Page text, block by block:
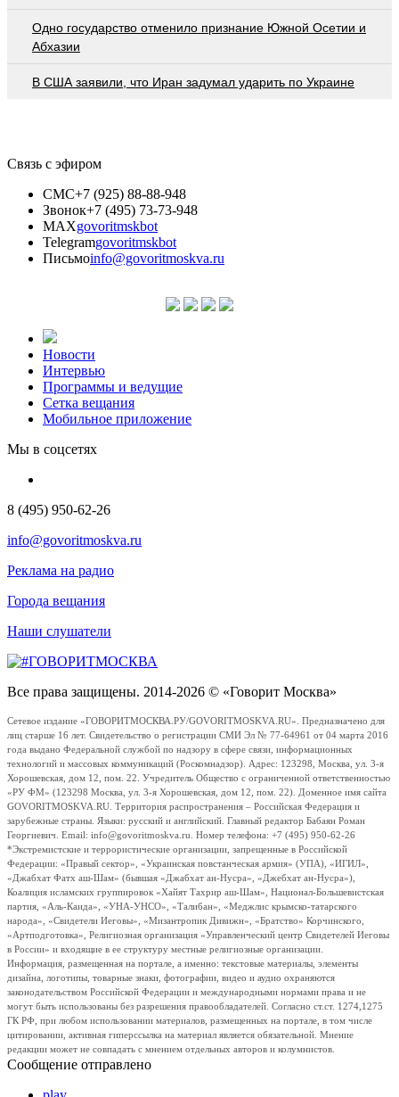
Одно государство отменило признание Южной Осетии и
Абхазии
В США заявили, что Иран задумал ударить по Украине
Связь с эфиром
СМС+7 (925) 88-88-948
Звонок+7 (495) 73-73-948
MAXgovoritmskbot
Telegramgovoritmskbot
Письмоinfo@govoritmoskva.ru
Новости
Интервью
Программы и ведущие
Сетка вещания
Мобильное приложение
Мы в соцсетях
8 (495) 950-62-26
info@govoritmoskva.ru
Реклама на радио
Города вещания
Наши слушатели
Все права защищены. 2014-2026 © «Говорит Москва»
Сетевое издание «ГОВОРИТМОСКВА.РУ/GOVORITMOSKVA.RU». Предназначено для
лиц старше 16 лет. Свидетельство о регистрации СМИ Эл № 77-64961 от 04 марта 2016
года выдано Федеральной службой по надзору в сфере связи, информационных
технологий и массовых коммуникаций (Роскомнадзор). Адрес: 123298, Москва, ул. 3-я
Хорошевская, дом 12, пом. 22. Учредитель Общество с ограниченной ответственностью
«РУ ФМ» (123298 Москва, ул. 3-я Хорошевская, дом 12, пом. 22). Доменное имя сайта
GOVORITMOSKVA.RU. Территория распространения – Российская Федерация и
зарубежные страны. Языки: русский и английский. Главный редактор Бабаян Роман
Георгиевич. Email: info@govoritmoskva.ru. Номер телефона: +7 (495) 950-62-26
*Экстремистские и террористические организации, запрещенные в Российской
Федерации: «Правый сектор», «Украинская повстанческая армия» (УПА), «ИГИЛ»,
«Джабхат Фатх аш-Шам» (бывшая «Джабхат ан-Нусра», «Джебхат ан-Нусра»),
Коалиция исламских группировок «Хайят Тахрир аш-Шам», Национал-Большевистская
партия, «Аль-Каида», «УНА-УНСО», «Талибан», «Меджлис крымско-татарского
народа», «Свидетели Иеговы», «Мизантропик Дивижн», «Братство» Корчинского,
«Артподготовка», Религиозная организация «Управленческий центр Свидетелей Иеговы
в России» и входящие в ее структуру местные религиозные организации.
Информация, размещенная на портале, а именно: текстовые материалы, элементы
дизайна, логотипы, товарные знаки, фотографии, видео и аудио охраняются
законодательством Российской Федерации и международными нормами права и не
могут быть использованы без разрешения правообладателей. Согласно ст.ст. 1274,1275
ГК РФ, при любом использовании материалов, размещенных на портале, в том числе
цитировании, активная гиперссылка на материал является обязательной. Мнение
редакции может не совпадать с мнением отдельных авторов и колумнистов.
Сообщение отправлено